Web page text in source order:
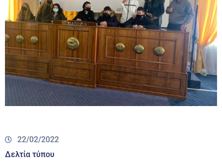
Πληροφόρηση
Χρήσιμες
Συνδέσεις
22/02/2022
Δελτία τύπου